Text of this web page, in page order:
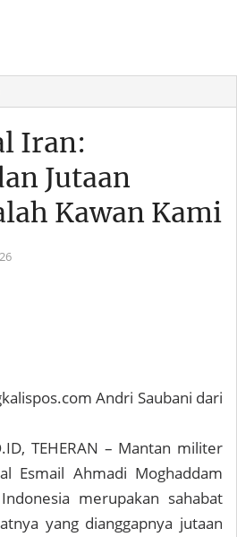
Iran:
Jutaan
Kawan Kami
Andri Saubani dari
TEHERAN – Mantan militer
Esmail Ahmadi Moghaddam
merupakan sahabat
yang dianggapnya jutaan